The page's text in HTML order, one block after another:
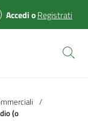
AccedioRegistrati
/
(o